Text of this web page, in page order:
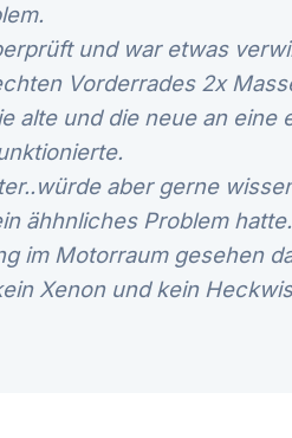
und war etwas
Vorderrades 2x
alte und die neue an eine
aber gerne
ähhnliches Problem hatte.
im Motorraum gesehen
Xenon und kein